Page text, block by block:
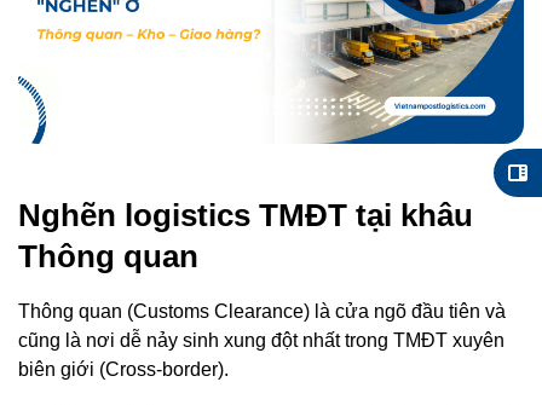
Nghẽn logistics TMĐT tại khâu
Thông quan
Thông quan (Customs Clearance) là cửa ngõ đầu tiên và
cũng là nơi dễ nảy sinh xung đột nhất trong TMĐT xuyên
biên giới (Cross-border).